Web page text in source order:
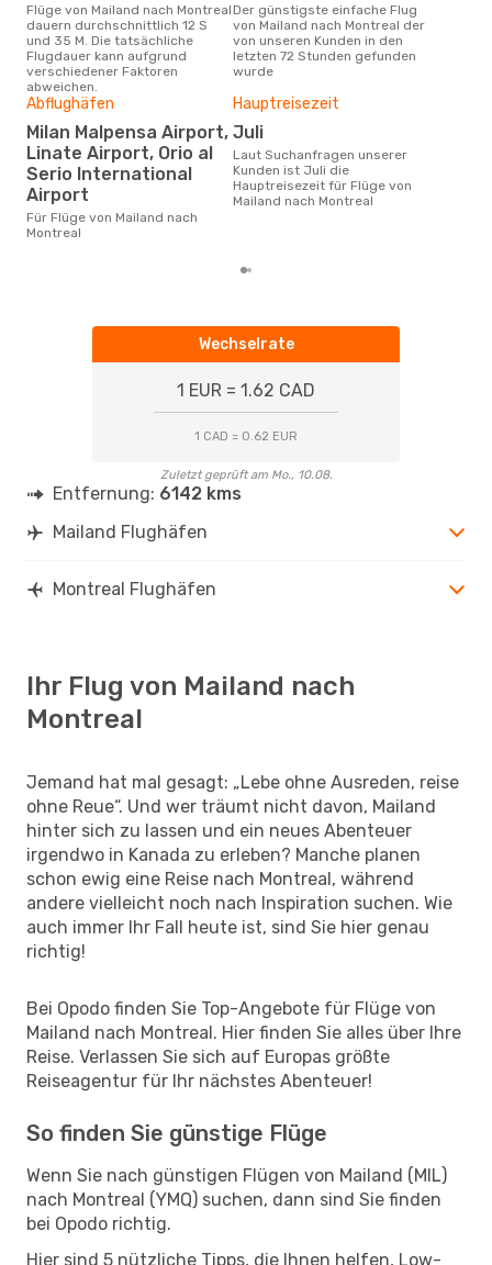
Flüge von Mailand nach Montreal
dauern durchschnittlich 12 S
und 35 M. Die tatsächliche
Flugdauer kann aufgrund
verschiedener Faktoren
abweichen.
Der günstigste einfache Flug
von Mailand nach Montreal der
von unseren Kunden in den
letzten 72 Stunden gefunden
wurde
Abflughäfen
Milan Malpensa Airport,
Linate Airport, Orio al
Serio International
Airport
Für Flüge von Mailand nach
Montreal
Hauptreisezeit
Juli
Laut Suchanfragen unserer
Kunden ist Juli die
Hauptreisezeit für Flüge von
Mailand nach Montreal
Wechselrate
1 EUR = 1.62 CAD
1 CAD = 0.62 EUR
Zuletzt geprüft am Mo., 10.08.
Entfernung: 6142 kms
Mailand Flughäfen
Montreal Flughäfen
Ihr Flug von Mailand nach
Montreal
Jemand hat mal gesagt: „Lebe ohne Ausreden, reise
ohne Reue“. Und wer träumt nicht davon, Mailand
hinter sich zu lassen und ein neues Abenteuer
irgendwo in Kanada zu erleben? Manche planen
schon ewig eine Reise nach Montreal, während
andere vielleicht noch nach Inspiration suchen. Wie
auch immer Ihr Fall heute ist, sind Sie hier genau
richtig!
Bei Opodo finden Sie Top-Angebote für Flüge von
Mailand nach Montreal. Hier finden Sie alles über Ihre
Reise. Verlassen Sie sich auf Europas größte
Reiseagentur für Ihr nächstes Abenteuer!
So finden Sie günstige Flüge
Wenn Sie nach günstigen Flügen von Mailand (MIL)
nach Montreal (YMQ) suchen, dann sind Sie finden
bei Opodo richtig.
Hier sind 5 nützliche Tipps, die Ihnen helfen, Low-